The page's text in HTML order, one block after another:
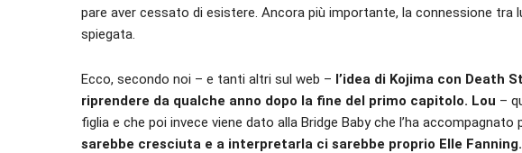
pare aver cessato di esistere. Ancora più importante, la connessione tra
spiegata.
Ecco, secondo noi – e tanti altri sul web – l’idea di Kojima con Death
riprendere da qualche anno dopo la fine del primo capitolo. Lou –
figlia e che poi invece viene dato alla Bridge Baby che l’ha
sarebbe cresciuta e a interpretarla ci sarebbe proprio Elle Fanning.